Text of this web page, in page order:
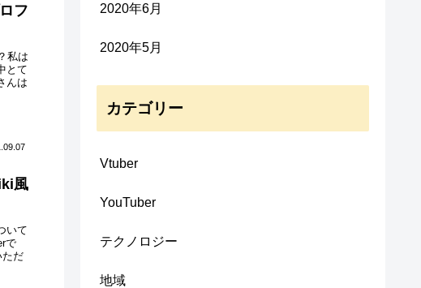
フ
私は
とて
んは
風
いて
で
ただ
2020年6月
2020年5月
カテゴリー
Vtuber
YouTuber
テクノロジー
地域